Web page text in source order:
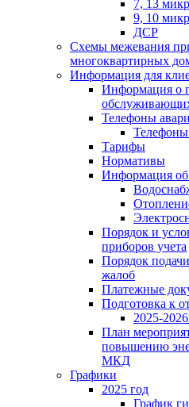
7, 13
9, 10
ДСР
Схемы межевания
многоквартирных
Информация для
Информация о
Телефоны
Тарифы
Нормативы
Информация
Порядок и
приборов учета
Порядок
жалоб
Платежные
Подготовка к
2025-
План
повышению
МКД
Графики
2025 год
График